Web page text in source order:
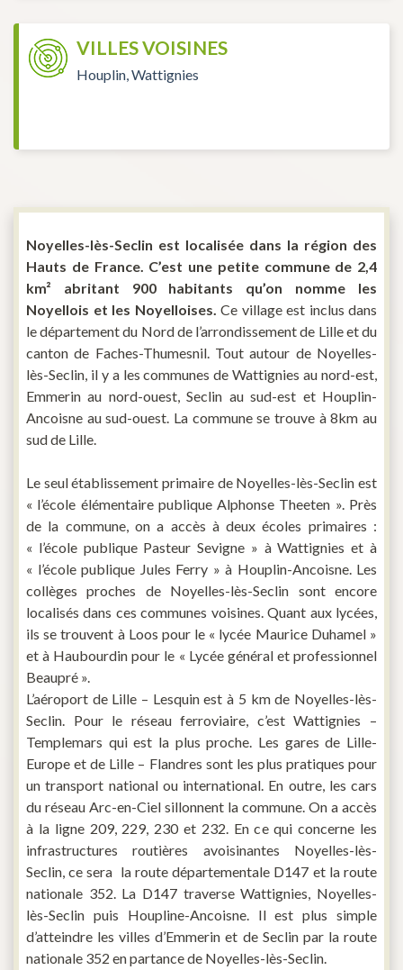
VILLES VOISINES
Houplin, Wattignies
Noyelles-lès-Seclin est localisée dans la région des
Hauts de France. C’est une petite commune de 2,4
km² abritant 900 habitants qu’on nomme les
Noyellois et les Noyelloises. Ce village est inclus dans
le département du Nord de l’arrondissement de Lille et du
canton de Faches-Thumesnil. Tout autour de Noyelles-
lès-Seclin, il y a les communes de Wattignies au nord-est,
Emmerin au nord-ouest, Seclin au sud-est et Houplin-
Ancoisne au sud-ouest. La commune se trouve à 8km au
sud de Lille.
Le seul établissement primaire de Noyelles-lès-Seclin est
« l’école élémentaire publique Alphonse Theeten ». Près
de la commune, on a accès à deux écoles primaires :
« l’école publique Pasteur Sevigne » à Wattignies et à
« l’école publique Jules Ferry » à Houplin-Ancoisne. Les
collèges proches de Noyelles-lès-Seclin sont encore
localisés dans ces communes voisines. Quant aux lycées,
ils se trouvent à Loos pour le « lycée Maurice Duhamel »
et à Haubourdin pour le « Lycée général et professionnel
Beaupré ».
L’aéroport de Lille – Lesquin est à 5 km de Noyelles-lès-
Seclin. Pour le réseau ferroviaire, c’est Wattignies –
Templemars qui est la plus proche. Les gares de Lille-
Europe et de Lille – Flandres sont les plus pratiques pour
un transport national ou international. En outre, les cars
du réseau Arc-en-Ciel sillonnent la commune. On a accès
à la ligne 209, 229, 230 et 232. En ce qui concerne les
infrastructures routières avoisinantes Noyelles-lès-
Seclin, ce sera la route départementale D147 et la route
nationale 352. La D147 traverse Wattignies, Noyelles-
lès-Seclin puis Houpline-Ancoisne. Il est plus simple
d’atteindre les villes d’Emmerin et de Seclin par la route
nationale 352 en partance de Noyelles-lès-Seclin.